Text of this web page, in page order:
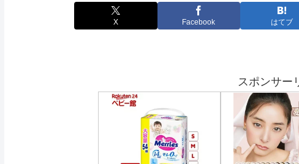
X Facebook はてブ
スポンサー